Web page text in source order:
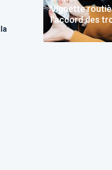
Vignette
l'accord des
change pour